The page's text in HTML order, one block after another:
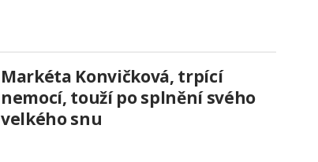
Markéta Konvičková, trpící
nemocí, touží po splnění svého
velkého snu